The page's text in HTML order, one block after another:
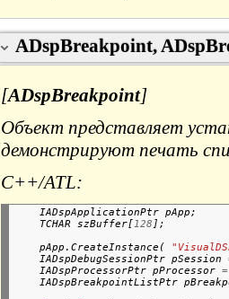
ADspBreakpoint,
[ADspBreakpoint]
Объект представляет
демонстрируют печать
C++/ATL:
    IADspApplicationPtr pApp;
    TCHAR szBuffer[
128
    pApp.CreateInstance(
    IADspDebugSessionPtr pSession
    IADspProcessorPtr pProcessor
=
IADspBreakpointListPtr